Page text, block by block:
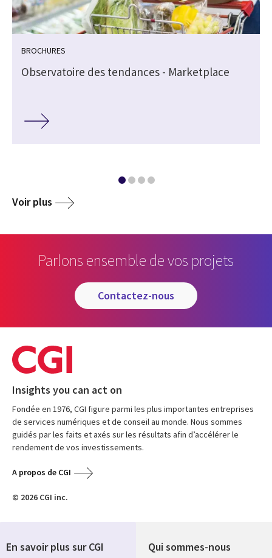
BROCHURES
Observatoire des tendances - Marketplace
Voir plus
Parlons ensemble de vos projets
contactez-nous
Insights you can act on
Fondée en 1976, CGI figure parmi les plus importantes entreprises
de services numériques et de conseil au monde. Nous sommes
guidés par les faits et axés sur les résultats afin d’accélérer le
rendement de vos investissements.
A propos de CGI
© 2026 CGI inc.
Qui sommes-nous
En savoir plus sur CGI